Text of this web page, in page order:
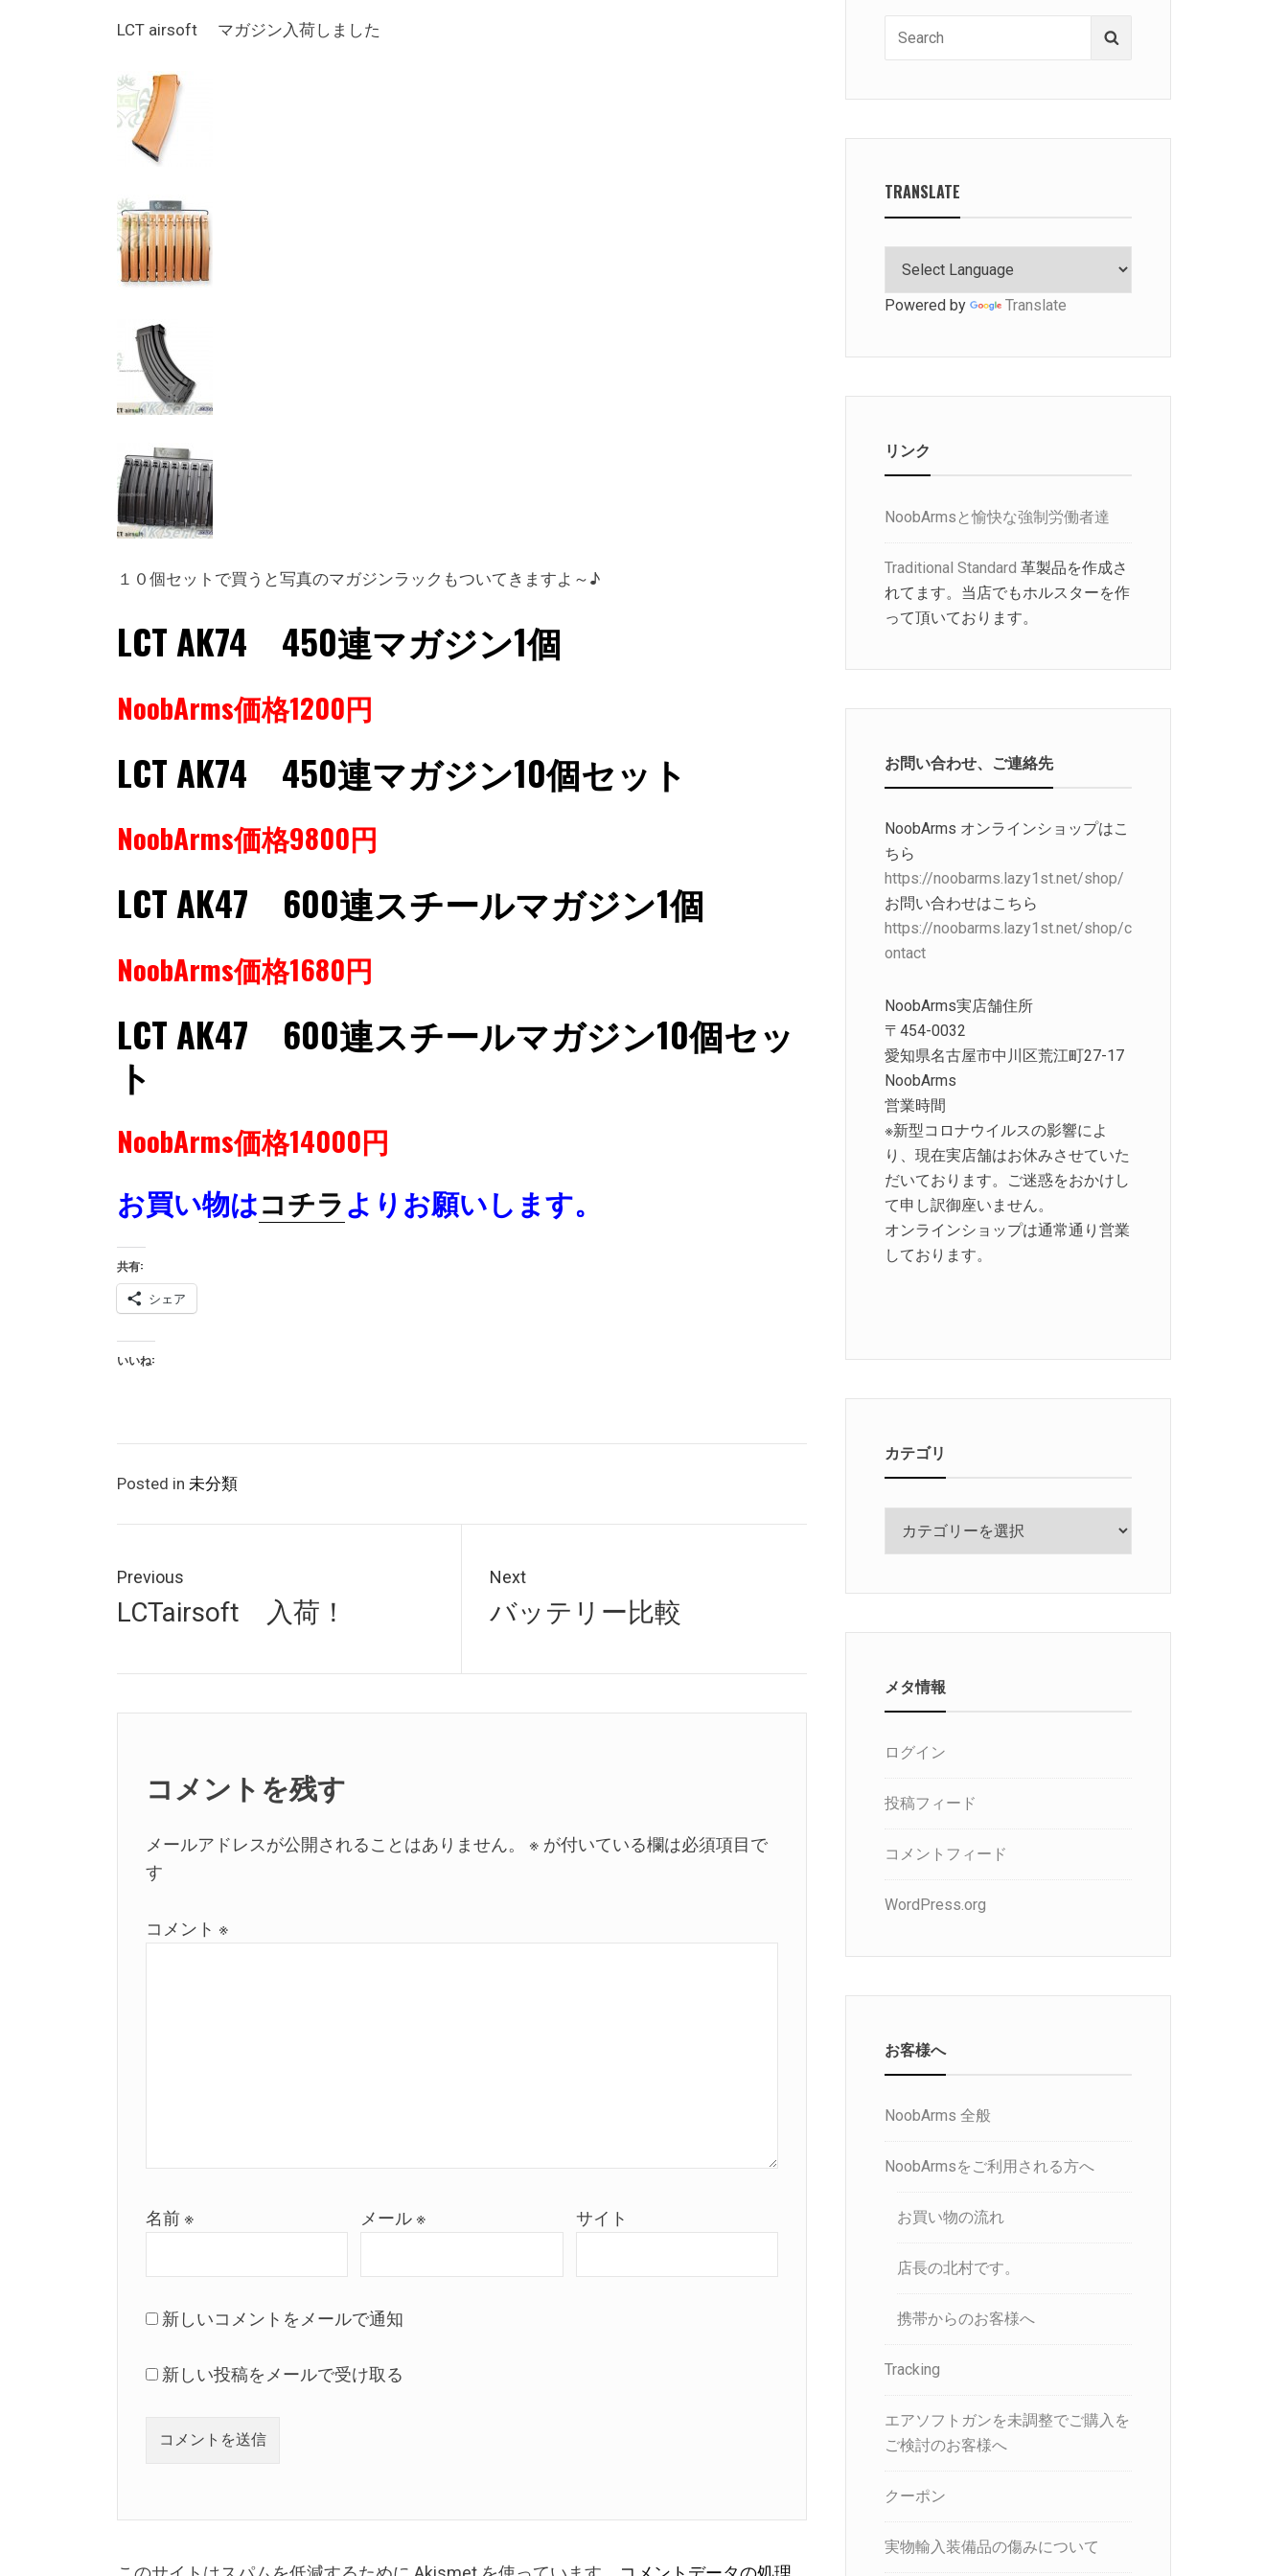
LCT airsoft マガジン入荷しました
１０個セットで買うと写真のマガジンラックもついてきますよ～♪
LCT AK74 450連マガジン1個
NoobArms価格1200円
LCT AK74 450連マガジン10個セット
NoobArms価格9800円
LCT AK47 600連スチールマガジン1個
NoobArms価格1680円
LCT AK47 600連スチールマガジン10個セッ
ト
NoobArms価格14000円
お買い物はコチラよりお願いします。
共有:
シェア
いいね:
Posted in 未分類
稿
ナ
ビ
ゲ
シ
ン
Previous
Previous
LCTairsoft 入荷！
Next
Next
バッテリー比較
コメントを残す
メールアドレスが公開されることはありません。 ※ が付いている欄は必須項目で
す
コメント ※
名前 ※ メール ※ サイト
新しいコメントをメールで通知
新しい投稿をメールで受け取る
TRANSLATE
Powered by Translate
リンク
NoobArmsと愉快な強制労働者達
Traditional Standard 革製品を作成さ
れてます。当店でもホルスターを作
って頂いております。
お問い合わせ、ご連絡先
NoobArms オンラインショップはこ
ちら
https://noobarms.lazy1st.net/shop/
お問い合わせはこちら
https://noobarms.lazy1st.net/shop/c
ontact
NoobArms実店舗住所
〒454-0032
愛知県名古屋市中川区荒江町27-17
NoobArms
営業時間
※新型コロナウイルスの影響によ
り、現在実店舗はお休みさせていた
だいております。ご迷惑をおかけし
て申し訳御座いません。
オンラインショップは通常通り営業
しております。
カテゴリ
リ
メタ情報
ログイン
投稿フィード
コメントフィード
WordPress.org
お客様へ
NoobArms 全般
NoobArmsをご利用される方へ
お買い物の流れ
店長の北村です。
携帯からのお客様へ
Tracking
エアソフトガンを未調整でご購入を
ご検討のお客様へ
クーポン
実物輸入装備品の傷みについて